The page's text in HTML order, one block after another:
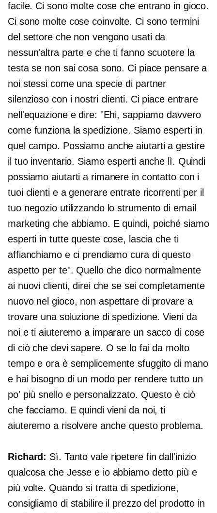
facile. Ci sono molte cose che entrano in gioco.
Ci sono molte cose coinvolte. Ci sono termini
del settore che non vengono usati da
nessun'altra parte e che ti fanno scuotere la
testa se non sai cosa sono. Ci piace pensare a
noi stessi come una specie di partner
silenzioso con i nostri clienti. Ci piace entrare
nell'equazione e dire: "Ehi, sappiamo davvero
come funziona la spedizione. Siamo esperti in
quel campo. Possiamo anche aiutarti a gestire
il tuo inventario. Siamo esperti anche lì. Quindi
possiamo aiutarti a rimanere in contatto con i
tuoi clienti e a generare entrate ricorrenti per il
tuo negozio utilizzando lo strumento di email
marketing che abbiamo. E quindi, poiché siamo
esperti in tutte queste cose, lascia che ti
affianchiamo e ci prendiamo cura di questo
aspetto per te". Quello che dico normalmente
ai nuovi clienti, direi che se sei completamente
nuovo nel gioco, non aspettare di provare a
trovare una soluzione di spedizione. Vieni da
noi e ti aiuteremo a imparare un sacco di cose
di ciò che devi sapere. O se lo fai da molto
tempo e ora è semplicemente sfuggito di mano
e hai bisogno di un modo per rendere tutto un
po' più snello e personalizzato. Questo è ciò
che facciamo. E quindi vieni da noi, ti
aiuteremo a risolvere anche questo problema.
Richard: Sì. Tanto vale ripetere fin dall'inizio
qualcosa che Jesse e io abbiamo detto più e
più volte. Quando si tratta di spedizione,
consigliamo di stabilire il prezzo del prodotto in